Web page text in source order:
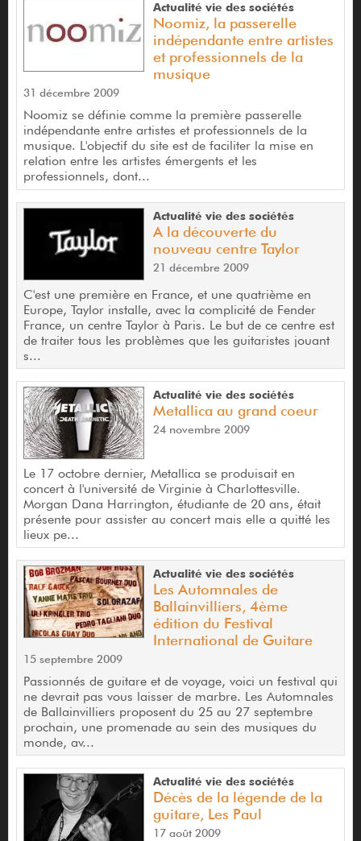
Actualité vie des sociétés
Noomiz, la passerelle
indépendante entre artistes
et professionnels de la
musique
31 décembre 2009
Noomiz se définie comme la première passerelle
indépendante entre artistes et professionnels de la
musique. L'objectif du site est de faciliter la mise en
relation entre les artistes émergents et les
professionnels, dont...
Actualité vie des sociétés
A la découverte du
nouveau centre Taylor
21 décembre 2009
C'est une première en France, et une quatrième en
Europe, Taylor installe, avec la complicité de Fender
France, un centre Taylor à Paris. Le but de ce centre est
de traiter tous les problèmes que les guitaristes jouant
s...
Actualité vie des sociétés
Metallica au grand coeur
24 novembre 2009
Le 17 octobre dernier, Metallica se produisait en
concert à l'université de Virginie à Charlottesville.
Morgan Dana Harrington, étudiante de 20 ans, était
présente pour assister au concert mais elle a quitté les
lieux pe...
Actualité vie des sociétés
Les Automnales de
Ballainvilliers, 4ème
édition du Festival
International de Guitare
15 septembre 2009
Passionnés de guitare et de voyage, voici un festival qui
ne devrait pas vous laisser de marbre. Les Automnales
de Ballainvilliers proposent du 25 au 27 septembre
prochain, une promenade au sein des musiques du
monde, av...
Actualité vie des sociétés
Décès de la légende de la
guitare, Les Paul
17 août 2009